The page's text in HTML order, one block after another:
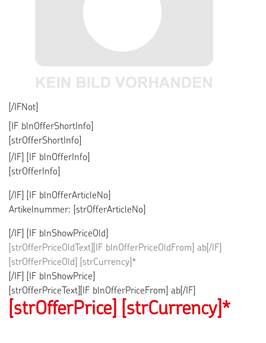
[/IFNot]
[IF blnOfferShortInfo]
[strOfferShortInfo]
[/IF] [IF blnOfferInfo]
[strOfferInfo]
[/IF] [IF blnOfferArticleNo]
Artikelnummer: [strOfferArticleNo]
[/IF] [IF blnShowPriceOld]
[strOfferPriceOldText][IF blnOfferPriceOldFrom] ab[/IF]
[strOfferPriceOld] [strCurrency]*
[/IF] [IF blnShowPrice]
[strOfferPriceText][IF blnOfferPriceFrom] ab[/IF]
[strOfferPrice] [strCurrency]*